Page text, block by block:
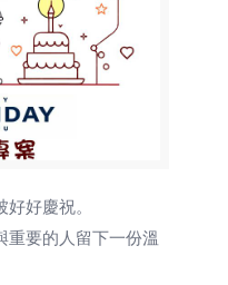
好慶祝。
重要的人留下一份溫